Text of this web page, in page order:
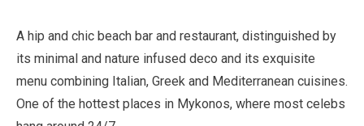
A hip and chic beach bar and restaurant, distinguished by
its minimal and nature infused deco and its exquisite
menu combining Italian, Greek and Mediterranean cuisines.
One of the hottest places in Mykonos, where most celebs